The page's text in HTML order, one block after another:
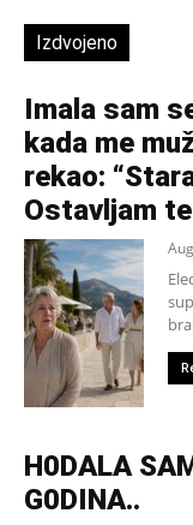
Izdvojeno
Imala sam
kada me
rekao:
Ostavljam
H0DALA
G0DINA..